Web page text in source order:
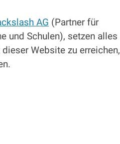
AG (Partner für
und Schulen), setzen alles
Website zu erreichen,